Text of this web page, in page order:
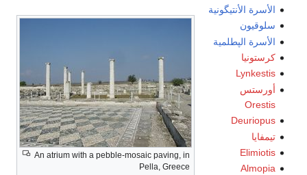
An atrium with a pebble-mosaic paving, in
Pella, Greece
الأسرة الأنتيگونية
سلوقيون
الأسرة الپطلمية
كرستونيا
Lynkestis
أورستس
Orestis
Deuriopus
تيمفايا
Elimiotis
Almopia